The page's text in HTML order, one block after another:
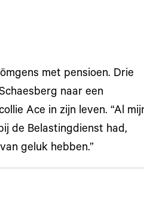
met pensioen. Drie
naar een
Ace in zijn leven. “Al
de Belastingdienst had,
geluk hebben.”